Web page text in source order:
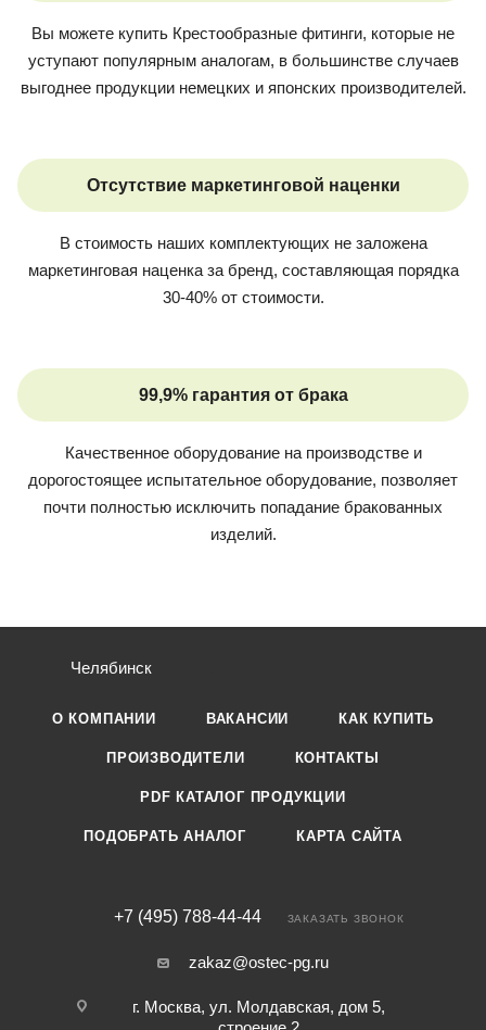
Вы можете купить Крестообразные фитинги, которые не
уступают популярным аналогам, в большинстве случаев
выгоднее продукции немецких и японских производителей.
Отсутствие маркетинговой наценки
В стоимость наших комплектующих не заложена
маркетинговая наценка за бренд, составляющая порядка
30-40% от стоимости.
99,9% гарантия от брака
Качественное оборудование на производстве и
дорогостоящее испытательное оборудование, позволяет
почти полностью исключить попадание бракованных
изделий.
Челябинск
О КОМПАНИИ ВАКАНСИИ КАК КУПИТЬ
ПРОИЗВОДИТЕЛИ КОНТАКТЫ
PDF КАТАЛОГ ПРОДУКЦИИ
ПОДОБРАТЬ АНАЛОГ КАРТА САЙТА
+7 (495) 788-44-44 ЗАКАЗАТЬ ЗВОНОК
zakaz@ostec-pg.ru
г. Москва, ул. Молдавская, дом 5,